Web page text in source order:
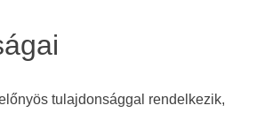
tulajdonsággal rendelkezik,